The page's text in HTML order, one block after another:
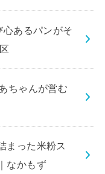
心あるパンがそ
ちゃんが営む
まった米粉ス
なかもず